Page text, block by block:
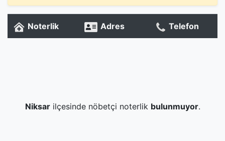
Noterlik Adres Telefon
Niksarilçesinde nöbetçi noterlik bulunmuyor.